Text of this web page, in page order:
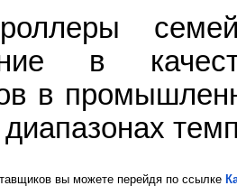
в
в
вы можете перейдя по ссылке